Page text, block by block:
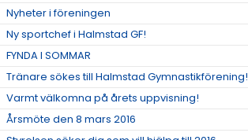
Nyheter i föreningen
Ny sportchef i Halmstad GF!
FYNDA I SOMMAR
Tränare sökes till Halmstad Gymnastikförening!
Varmt välkomna på årets uppvisning!
Årsmöte den 8 mars 2016